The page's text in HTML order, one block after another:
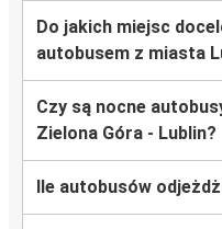
Do jakich miejsc
autobusem z miasta
Czy są nocne
Zielona Góra - Lublin?
Ile autobusów